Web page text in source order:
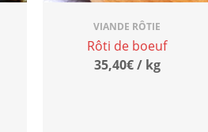
VIANDE RÔTIE
Rôti de boeuf
35,40€ / kg